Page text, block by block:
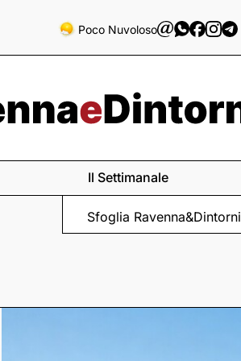
Poco Nuvoloso
Il Settimanale
Sfoglia Ravenna&Dintorni